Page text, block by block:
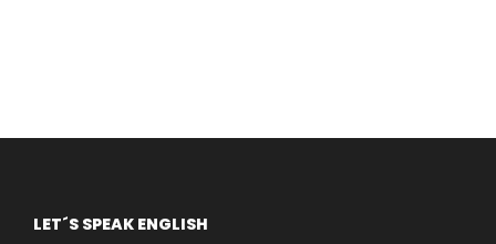
LET´S SPEAK ENGLISH